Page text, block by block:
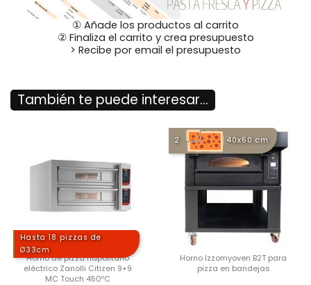
① Añade los productos al carrito
② Finaliza el carrito y crea presupuesto
> Recibe por email el presupuesto
También te puede interesar...
Hasta 18 pizzas de
Ø33cm
Horno de pizza napolitano
eléctrico Zanolli Citizen 9+9
MC Touch 450ºC
2 40x60 cm
Horno Izzomyoven B2T para
pizza en bandejas